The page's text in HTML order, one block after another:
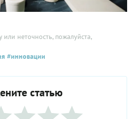
неточность, пожалуйста,
#инновации
статью